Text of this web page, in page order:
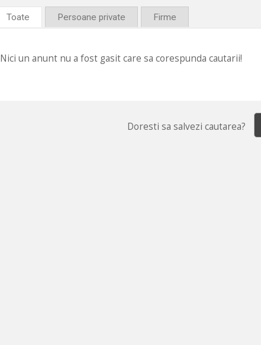
Toate Persoane private Firme
Nici un anunt nu a fost gasit care sa corespunda cautarii!
Doresti sa salvezi cautarea?